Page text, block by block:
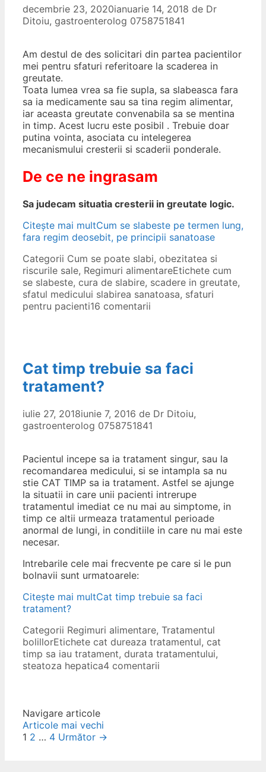
decembrie 23, 2020ianuarie 14, 2018 de Dr
Ditoiu, gastroenterolog 0758751841
Am destul de des solicitari din partea pacientilor
mei pentru sfaturi referitoare la scaderea in
greutate.
Toata lumea vrea sa fie supla, sa slabeasca fara
sa ia medicamente sau sa tina regim alimentar,
iar aceasta greutate convenabila sa se mentina
in timp. Acest lucru este posibil . Trebuie doar
putina vointa, asociata cu intelegerea
mecanismului cresterii si scaderii ponderale.
De ce ne ingrasam
Sa judecam situatia cresterii in greutate logic.
Citește mai multCum se slabeste pe termen lung,
fara regim deosebit, pe principii sanatoase
Categorii Cum se poate slabi, obezitatea si
riscurile sale, Regimuri alimentareEtichete cum
se slabeste, cura de slabire, scadere in greutate,
sfatul medicului slabirea sanatoasa, sfaturi
pentru pacienti16 comentarii
Cat timp trebuie sa faci
tratament?
iulie 27, 2018iunie 7, 2016 de Dr Ditoiu,
gastroenterolog 0758751841
Pacientul incepe sa ia tratament singur, sau la
recomandarea medicului, si se intampla sa nu
stie CAT TIMP sa ia tratament. Astfel se ajunge
la situatii in care unii pacienti intrerupe
tratamentul imediat ce nu mai au simptome, in
timp ce altii urmeaza tratamentul perioade
anormal de lungi, in conditiile in care nu mai este
necesar.
Intrebarile cele mai frecvente pe care si le pun
bolnavii sunt urmatoarele:
Citește mai multCat timp trebuie sa faci
tratament?
Categorii Regimuri alimentare, Tratamentul
bolillorEtichete cat dureaza tratamentul, cat
timp sa iau tratament, durata tratamentului,
steatoza hepatica4 comentarii
Navigare articole
Articole mai vechi
1 2 … 4 Următor →